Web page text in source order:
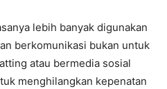
lebih banyak digunakan
berkomunikasi bukan untuk
atau bermedia sosial
menghilangkan kepenatan